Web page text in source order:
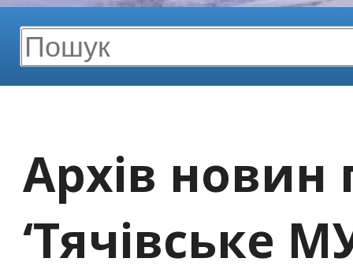
Архів новин
‘Тячівське